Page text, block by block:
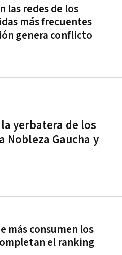
las redes de los
más frecuentes
genera conflicto
yerbatera de los
Nobleza Gaucha y
más consumen los
el ranking